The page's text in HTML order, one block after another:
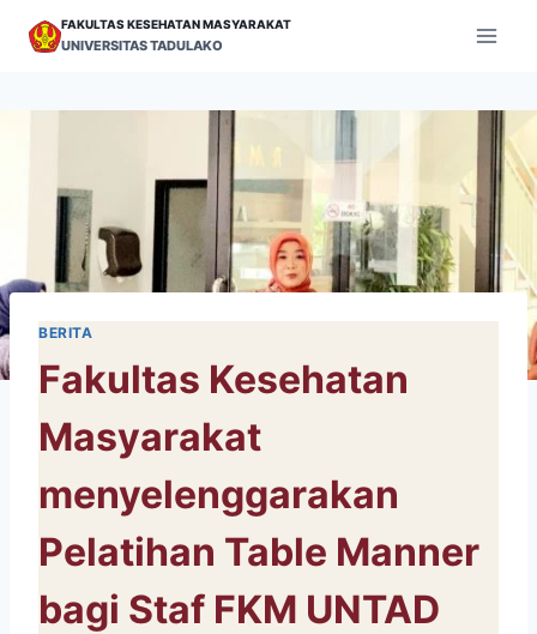
FAKULTAS KESEHATAN MASYARAKAT
UNIVERSITAS TADULAKO
BERITA
Fakultas Kesehatan
Masyarakat
menyelenggarakan
Pelatihan Table Manner
bagi Staf FKM UNTAD